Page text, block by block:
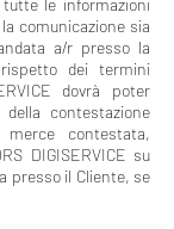
le informazioni
comunicazione sia
a/r presso la
dei termini
dovrà poter
contestazione
merce contestata,
DIGISERVICE su
presso il Cliente, se